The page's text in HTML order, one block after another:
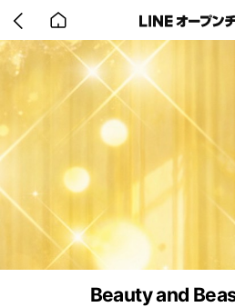
back
to
home
Beauty and